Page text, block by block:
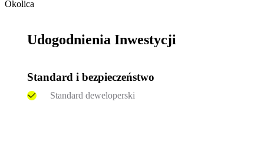
Okolica
Udogodnienia Inwestycji
Standard i bezpieczeństwo
Standard deweloperski